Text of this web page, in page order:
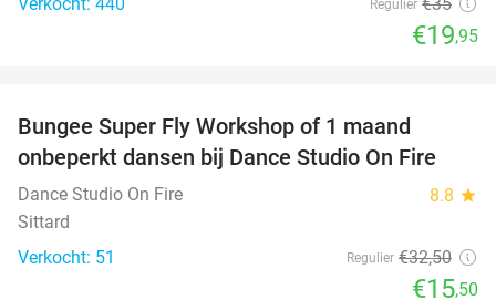
Regulier
€19,95
Bungee Super Fly Workshop of 1 maand
onbeperkt dansen bij Dance Studio On Fire
Dance Studio On Fire 8.8 star
Sittard
Verkocht: 51
Regulier €32,50
€15,50